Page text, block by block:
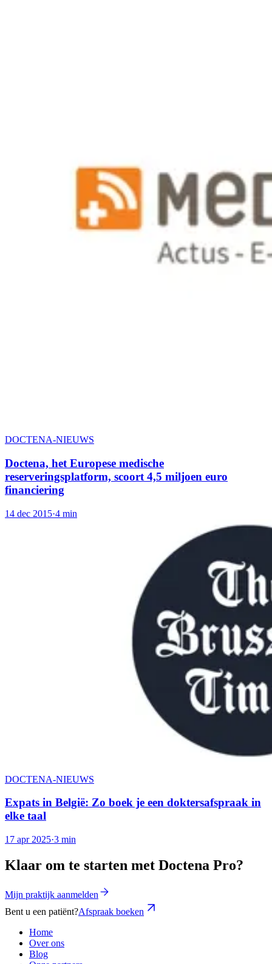
DOCTENA-NIEUWS
Doctena, het Europese medische
reserveringsplatform, scoort 4,5 miljoen euro
financiering
14 dec 2015·4 min
DOCTENA-NIEUWS
Expats in België: Zo boek je een doktersafspraak in
elke taal
17 apr 2025·3 min
Klaar om te starten met Doctena Pro?
Mijn praktijk aanmelden
Bent u een patiënt?Afspraak boeken
Home
Over ons
Blog